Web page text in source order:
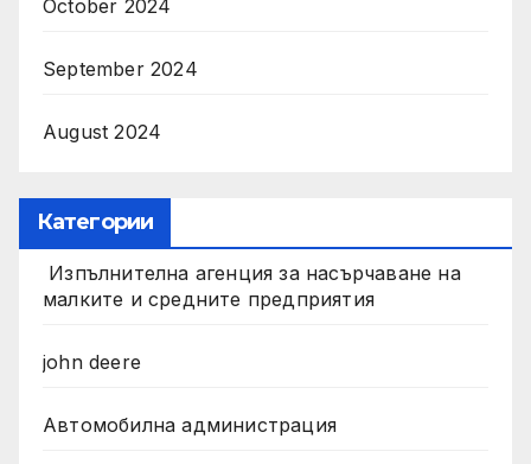
October 2024
September 2024
August 2024
Категории
Изпълнителна агенция за насърчаване на
малките и средните предприятия
john deere
Автомобилна администрация